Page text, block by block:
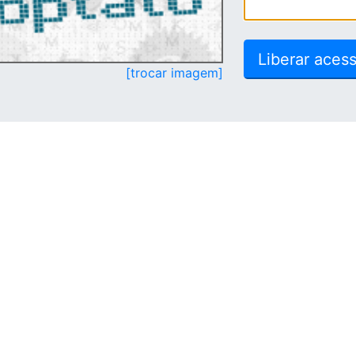
[trocar imagem]